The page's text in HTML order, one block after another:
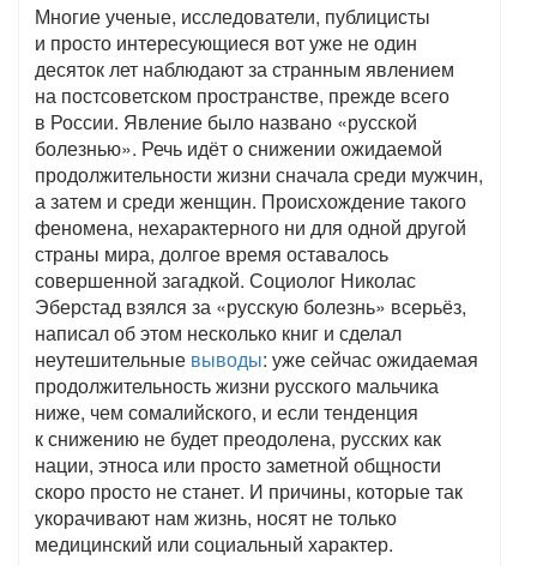
Многие ученые, исследователи, публицисты
и просто интересующиеся вот уже не один
десяток лет наблюдают за странным явлением
на постсоветском пространстве, прежде всего
в России. Явление было названо «русской
болезнью». Речь идёт о снижении ожидаемой
продолжительности жизни сначала среди мужчин,
а затем и среди женщин. Происхождение такого
феномена, нехарактерного ни для одной другой
страны мира, долгое время оставалось
совершенной загадкой. Социолог Николас
Эберстад взялся за «русскую болезнь» всерьёз,
написал об этом несколько книг и сделал
неутешительные выводы: уже сейчас ожидаемая
продолжительность жизни русского мальчика
ниже, чем сомалийского, и если тенденция
к снижению не будет преодолена, русских как
нации, этноса или просто заметной общности
скоро просто не станет. И причины, которые так
укорачивают нам жизнь, носят не только
медицинский или социальный характер.